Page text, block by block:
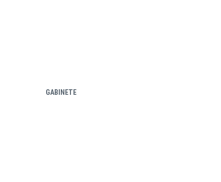
GABINETE